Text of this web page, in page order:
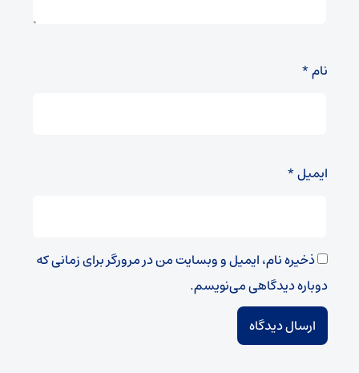
نام*
ایمیل*
ذخیره نام، ایمیل و وبسایت من در مرورگر برای زمانی که
دوباره دیدگاهی می‌نویسم.